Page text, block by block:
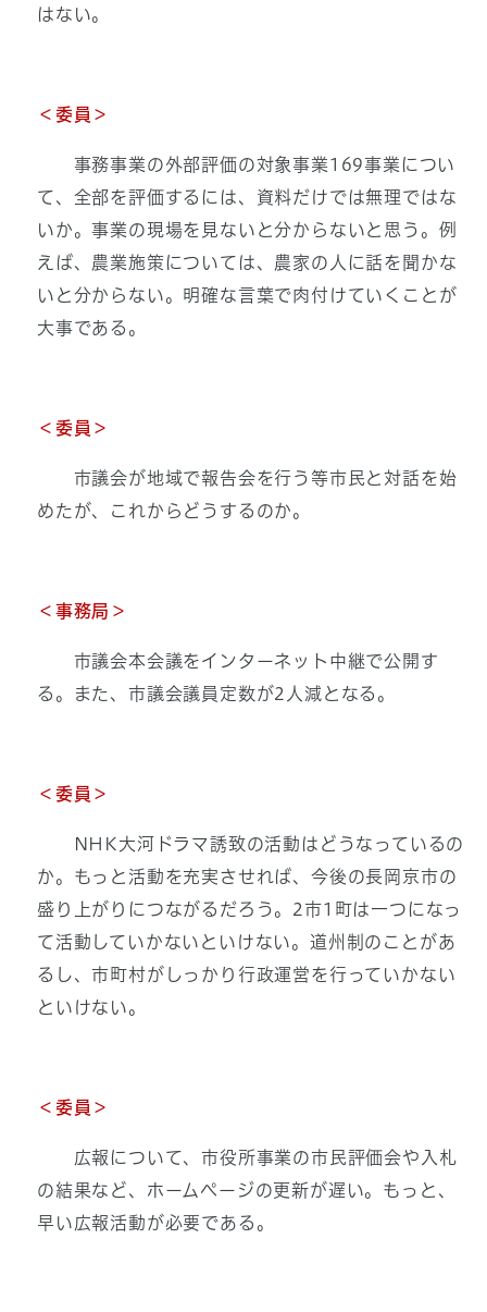
はない。
＜委員＞
事務事業の外部評価の対象事業169事業につい
て、全部を評価するには、資料だけでは無理ではな
いか。事業の現場を見ないと分からないと思う。例
えば、農業施策については、農家の人に話を聞かな
いと分からない。明確な言葉で肉付けていくことが
大事である。
＜ 委員 ＞
市議会が地域で報告会を行う等市民と対話を始
めたが、これからどうするのか。
＜事務局＞
市議会本会議をインターネット中継で公開す
る。また、市議会議員定数が2人減となる。
＜ 委員＞
NHK大河ドラマ誘致の活動はどうなっているの
か。もっと活動を充実させれば、今後の長岡京市の
盛り上がりにつながるだろう。2市1町は一つになっ
て活動していかないといけない。道州制のことがあ
るし、市町村がしっかり行政運営を行っていかない
といけない。
＜委員＞
広報について、市役所事業の市民評価会や入札
の結果など、ホームページの更新が遅い。もっと、
早い広報活動が必要である。